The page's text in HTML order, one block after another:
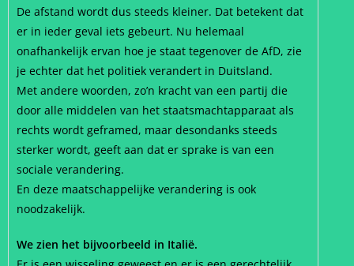
De afstand wordt dus steeds kleiner. Dat betekent dat
er in ieder geval iets gebeurt. Nu helemaal
onafhankelijk ervan hoe je staat tegenover de AfD, zie
je echter dat het politiek verandert in Duitsland.
Met andere woorden, zo’n kracht van een partij die
door alle middelen van het staatsmachtapparaat als
rechts wordt geframed, maar desondanks steeds
sterker wordt, geeft aan dat er sprake is van een
sociale verandering.
En deze maatschappelijke verandering is ook
noodzakelijk.
We zien het bijvoorbeeld in Italië.